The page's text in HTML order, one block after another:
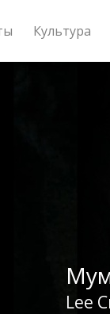
Культура
Lee